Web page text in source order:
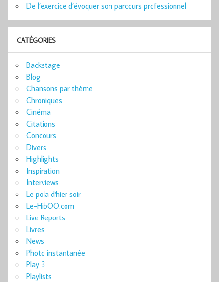
De l’exercice d’évoquer son parcours professionnel
CATÉGORIES
Backstage
Blog
Chansons par thème
Chroniques
Cinéma
Citations
Concours
Divers
Highlights
Inspiration
Interviews
Le pola d'hier soir
Le-HibOO.com
Live Reports
Livres
News
Photo instantanée
Play 3
Playlists